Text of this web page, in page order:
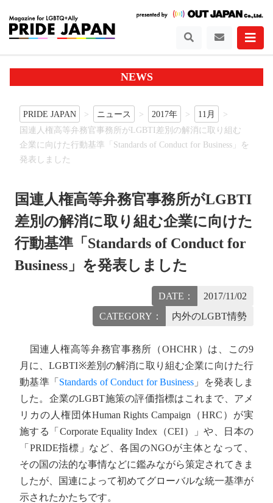
NEWS
PRIDE JAPAN ニュース 2017年
11月
国連人権高等弁務官事務所がLGBTI差別の解消に取り組む
企業に向けた行動基準「Standards of Conduct for Business」を
発表しました
国連人権高等弁務官事務所がLGBTI
差別の解消に取り組む企業に向けた
行動基準「Standards of Conduct for
Business」を発表しました
DATE：
2017/11/02
CATEGORY：
内外のLGBT情勢
国連人権高等弁務官事務所（OHCHR）は、この9
月に、LGBTI※差別の解消に取り組む企業に向けた行
動基準「 Standards of Conduct for Business」を発表しま
した。企業のLGBT施策の評価指標はこれまで、アメ
リカの人権団体Human Rights Campaign（HRC）が実
施する「Corporate Equality Index（CEI）」や、日本の
「PRIDE指標」など、各国のNGOが主体となって、
その国の法的な事情などに鑑みながら策定されてきま
したが、国連によって初めてグローバルな統一基準が
示されたかたちです。